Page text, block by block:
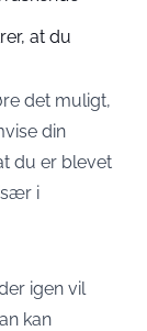
at du
det muligt,
din
du er blevet
i
igen vil
kan